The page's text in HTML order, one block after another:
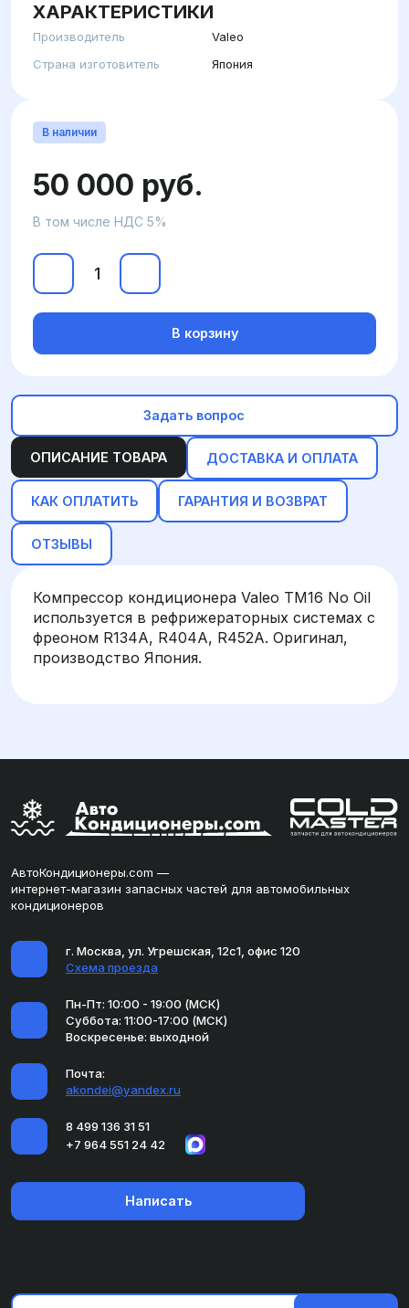
ХАРАКТЕРИСТИКИ
Производитель
Valeo
Страна изготовитель
Япония
ОПИСАНИЕ ТОВАРА ДОСТАВКА И ОПЛАТА
КАК ОПЛАТИТЬ ГАРАНТИЯ И ВОЗВРАТ
ОТЗЫВЫ
Компрессор кондиционера Valeo TM16 No Oil
используется в рефрижераторных системах с
фреоном R134A, R404A, R452A. Оригинал,
производство Япония.
В наличии
50 000 руб.
В том числе НДС 5%
В корзину
Задать вопрос
АвтоКондиционеры.com —
интернет-магазин запасных частей для автомобильных
кондиционеров
г. Москва, ул. Угрешская, 12с1, офис 120
Схема проезда
Пн-Пт: 10:00 - 19:00 (МСК)
Суббота: 11:00-17:00 (МСК)
Воскресенье: выходной
Почта:
akondei@yandex.ru
8 499 136 31 51
+7 964 551 24 42
Написать